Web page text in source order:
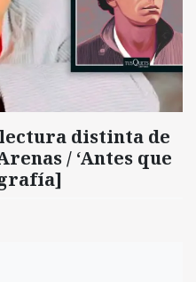
distinta de
/ ‘Antes que